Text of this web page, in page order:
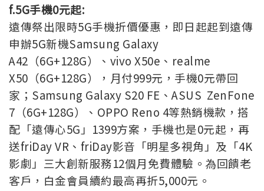
f.5G手機0元起:
遠傳祭出限時5G手機折價優惠，即日起起到遠傳
申辦5G新機Samsung Galaxy
A42（6G+128G）、vivo X50e、realme
X50（6G+128G），月付999元，手機0元帶回
家；Samsung Galaxy S20 FE、ASUS ZenFone
7（6G+128G）、OPPO Reno 4等熱銷機款，搭
配「遠傳心5G」1399方案，手機也是0元起，再
送friDay VR、friDay影音「明星多視角」及「4K
影劇」三大創新服務12個月免費體驗。為回饋老
客戶，白金會員續約最高再折5,000元。